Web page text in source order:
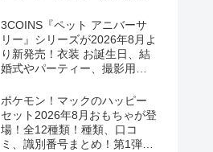
3COINS『ペット アニバーサ
リー』シリーズが2026年8月よ
り新発売！衣装 お誕生日、結
婚式やパーティー、撮影用グ
ポケモン！マックのハッピー
セット2026年8月おもちゃが登
場！全12種類！種類、口コ
ミ、識別番号まとめ！第1弾は